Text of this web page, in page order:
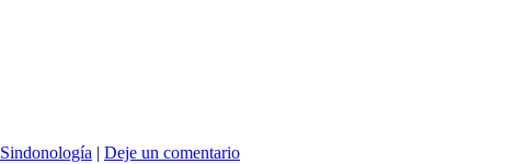
Sindonología | Deje un comentario